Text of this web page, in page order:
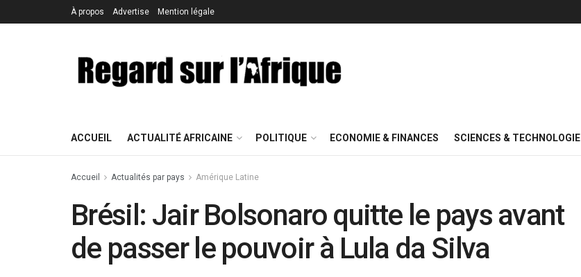
À propos Advertise Mention légale
ACCUEIL ACTUALITÉ AFRICAINE POLITIQUE ECONOMIE & FINANCES SCIENCES & TECHNOLOGIE
Accueil Actualités par pays Amérique Latine
Brésil: Jair Bolsonaro quitte le pays avant
de passer le pouvoir à Lula da Silva